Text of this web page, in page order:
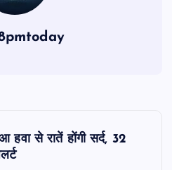
हवा से रातें होंगी सर्द, 32